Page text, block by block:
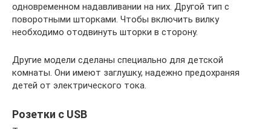
одновременном надавливании на них. Другой тип с
поворотными шторками. Чтобы включить вилку
необходимо отодвинуть шторки в сторону.
Другие модели сделаны специально для детской
комнаты. Они имеют заглушку, надежно предохраняя
детей от электрического тока.
Розетки с USB